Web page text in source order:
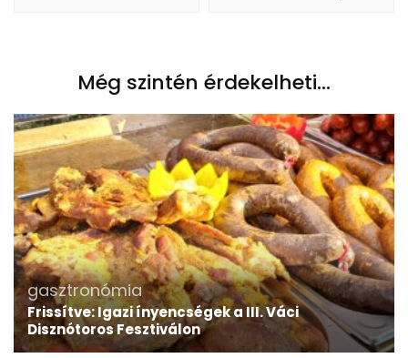
Még szintén érdekelheti...
gasztronómia
Frissítve: Igazi ínyencségek a III. Váci
Disznótoros Fesztiválon